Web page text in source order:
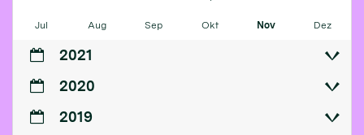
Jul Aug Sep Okt Nov Dez
2021
2020
2019